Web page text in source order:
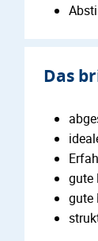
Das
gute
gute